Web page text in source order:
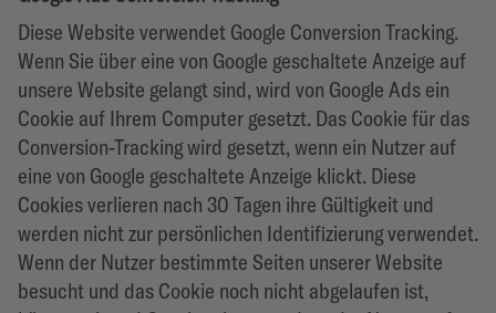
Diese Website verwendet Google Conversion Tracking.
Wenn Sie über eine von Google geschaltete Anzeige auf
unsere Website gelangt sind, wird von Google Ads ein
Cookie auf Ihrem Computer gesetzt. Das Cookie für das
Conversion-Tracking wird gesetzt, wenn ein Nutzer auf
eine von Google geschaltete Anzeige klickt. Diese
Cookies verlieren nach 30 Tagen ihre Gültigkeit und
werden nicht zur persönlichen Identifizierung verwendet.
Wenn der Nutzer bestimmte Seiten unserer Website
besucht und das Cookie noch nicht abgelaufen ist,